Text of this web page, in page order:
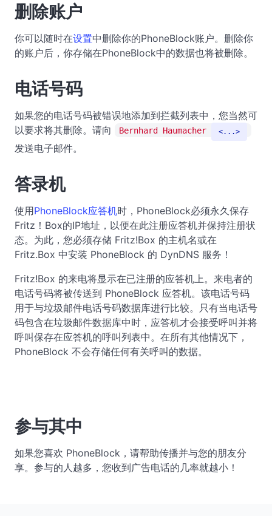
删除账户
你可以随时在设置中删除你的PhoneBlock账户。删除你
的账户后，你存储在PhoneBlock中的数据也将被删除。
电话号码
如果您的电话号码被错误地添加到拦截列表中，您当然可
以要求将其删除。请向
Bernhard Haumacher ...
发送电子邮件。
答录机
使用PhoneBlock应答机时，PhoneBlock必须永久保存
Fritz！Box的IP地址，以便在此注册应答机并保持注册状
态。为此，您必须存储 Fritz!Box 的主机名或在
Fritz.Box 中安装 PhoneBlock 的 DynDNS 服务！
Fritz!Box 的来电将显示在已注册的应答机上。来电者的
电话号码将被传送到 PhoneBlock 应答机。该电话号码
用于与垃圾邮件电话号码数据库进行比较。只有当电话号
码包含在垃圾邮件数据库中时，应答机才会接受呼叫并将
呼叫保存在应答机的呼叫列表中。在所有其他情况下，
PhoneBlock 不会存储任何有关呼叫的数据。
参与其中
如果您喜欢 PhoneBlock，请帮助传播并与您的朋友分
享。参与的人越多，您收到广告电话的几率就越小！